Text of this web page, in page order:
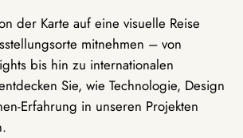
der Karte auf eine visuelle Reise
mitnehmen – von
bis hin zu internationalen
Sie, wie Technologie, Design
Erfahrung in unseren Projekten